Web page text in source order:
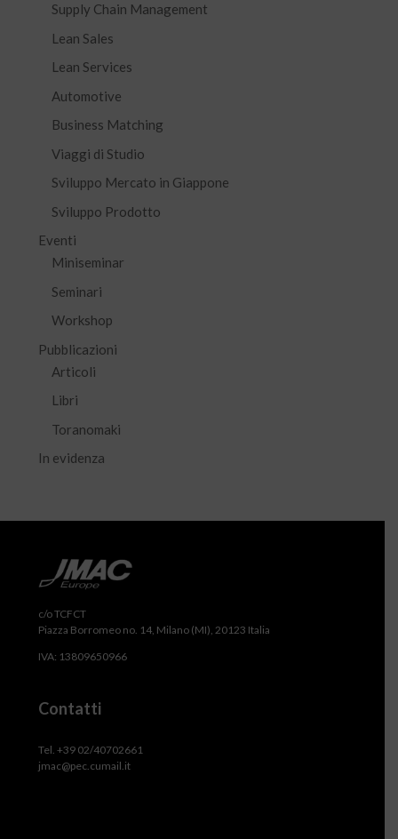
Supply Chain Management
Lean Sales
Lean Services
Automotive
Business Matching
Viaggi di Studio
Sviluppo Mercato in Giappone
Sviluppo Prodotto
Eventi
Miniseminar
Seminari
Workshop
Pubblicazioni
Articoli
Libri
Toranomaki
In evidenza
c/o TCFCT
Piazza Borromeo no. 14, Milano (MI), 20123 Italia
IVA: 13809650966
Contatti
Tel. +39 02/40702661
jmac@pec.cumail.it